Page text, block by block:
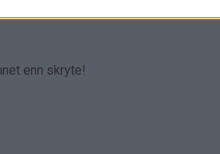
enn skryte!